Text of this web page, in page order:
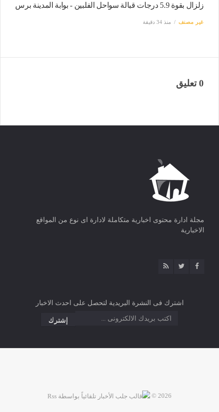
زلزال بقوة 5.9 درجات قبالة سواحل الفلبين - بوابة المدينة برس
غير مصنف منذ 34 دقيقة
0 تعليق
مجلة ادارة محتوى اخبارية متكاملة لادارة اى نوع من المواقع
الاخبارية
اشترك فى النشرة البريدية لتحصل على احدث الاخبار
2026 ©